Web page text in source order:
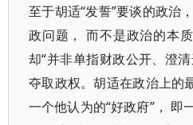
至于胡适“发誓”要谈的政治
政问题， 而不是政治的本
却“并非单指财政公开、澄
夺取政权。胡适在政治上的
一个他认为的“好政府”， 即